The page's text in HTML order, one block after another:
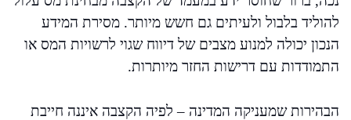
להוליד בלבול ולעיתים גם חשש מיותר. מסירת המידע
הנכון יכולה למנוע מצבים של דיווח שגוי לרשויות המס או
התמודדות עם דרישות החזר מיותרות.
הבהירות שמעניקה המדינה – לפיה הקצבה איננה חייבת